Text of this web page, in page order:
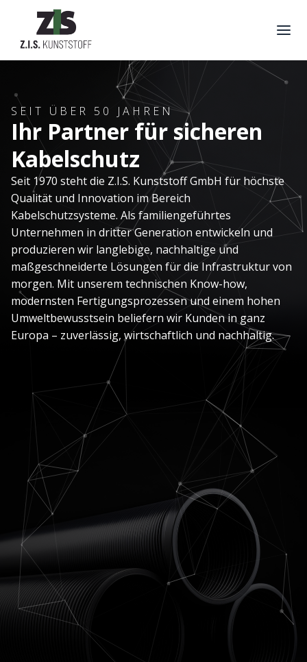
SEIT ÜBER 50 JAHREN
Ihr Partner für sicheren
Kabelschutz
Seit 1970 steht die Z.I.S. Kunststoff GmbH für höchste
Qualität und Innovation im Bereich
Kabelschutzsysteme. Als familiengeführtes
Unternehmen in dritter Generation entwickeln und
produzieren wir langlebige, nachhaltige und
maßgeschneiderte Lösungen für die Infrastruktur von
morgen. Mit unserem technischen Know-how,
modernsten Fertigungsprozessen und einem hohen
Umweltbewusstsein beliefern wir Kunden in ganz
Europa – zuverlässig, wirtschaftlich und nachhaltig.